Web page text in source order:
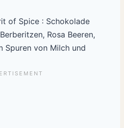
of Spice : Schokolade
Rosa Beeren,
Spuren von Milch und